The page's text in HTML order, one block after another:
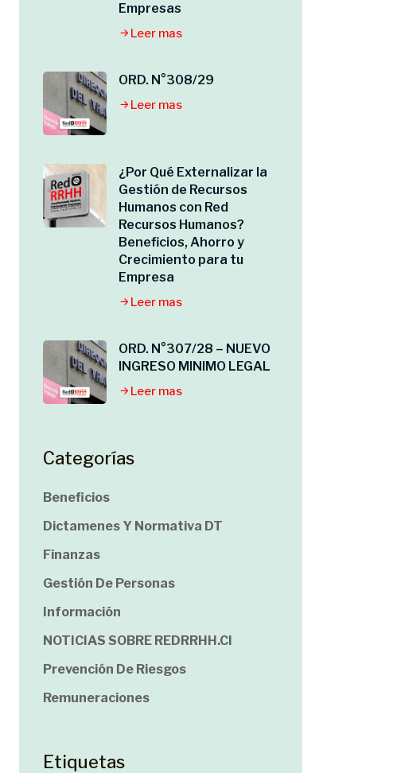
Empresas
Leer mas
ORD. N°308/29
Leer mas
¿Por Qué Externalizar la
Gestión de Recursos
Humanos con Red
Recursos Humanos?
Beneficios, Ahorro y
Crecimiento para tu
Empresa
Leer mas
ORD. N°307/28 – NUEVO
INGRESO MINIMO LEGAL
Leer mas
Categorías
Beneficios
Dictamenes Y Normativa DT
Finanzas
Gestión De Personas
Información
NOTICIAS SOBRE REDRRHH.cl
Prevención De Riesgos
Remuneraciones
Etiquetas